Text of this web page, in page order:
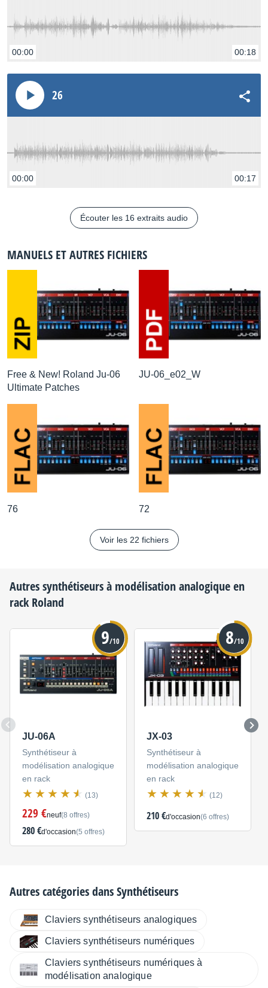
00:00 00:18
26
00:00 00:17
Écouter les 16 extraits audio
MANUELS ET AUTRES FICHIERS
Free & New! Roland Ju-06
Ultimate Patches
JU-06_e02_W
76 72
Voir les 22 fichiers
Autres synthétiseurs à modélisation analogique en
rackRoland
9/10
JU-06A
Synthétiseur à
modélisation analogique
en rack
(13)
229 €neuf(8 offres)
280 €d'occasion(5 offres)
8/10
JX-03
Synthétiseur à
modélisation analogique
en rack
(12)
210 €d'occasion(6 offres)
Autres catégories dansSynthétiseurs
Claviers synthétiseurs analogiques
Claviers synthétiseurs numériques
Claviers synthétiseurs numériques à
modélisation analogique